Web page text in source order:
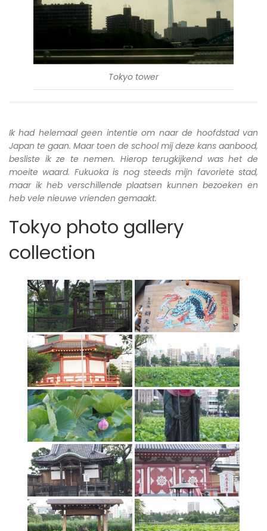
Tokyo tower
Ik had helemaal geen intentie om naar de hoofdstad van
Japan te gaan. Maar toen de school mij deze kans aanbood,
besliste ik ze te nemen. Hierop terugkijkend was het de
moeite waard. Fukuoka is nog steeds mijn favoriete stad,
maar ik heb verschillende plaatsen kunnen bezoeken en
heb vele nieuwe vrienden gemaakt.
Tokyo photo gallery
collection